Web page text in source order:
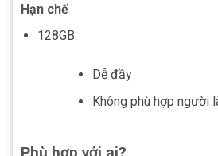
Hạn chế
128GB:
Dễ đầy
Không phù hợp người